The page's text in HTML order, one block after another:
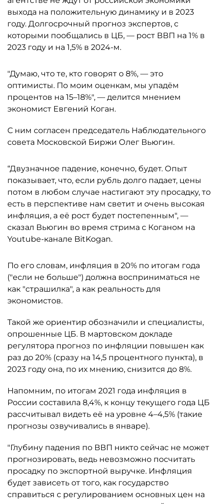
выхода на положительную динамику и в 2023
году. Долгосрочный прогноз экспертов, с
которыми пообщались в ЦБ, — рост ВВП на 1% в
2023 году и на 1,5% в 2024-м.
"Думаю, что те, кто говорят о 8%, — это
оптимисты. По моим оценкам, мы упадём
процентов на 15–18%", — делится мнением
экономист Евгений Коган.
С ним согласен председатель Наблюдательного
совета Московской Биржи Олег Вьюгин.
“Двузначное падение, конечно, будет. Опыт
показывает, что, если рубль долго падает, цены
потом в любом случае настигают эту просадку, то
есть в перспективе нам светит и очень высокая
инфляция, а её рост будет постепенным", —
сказал Вьюгин во время стрима с Коганом на
Youtube-канале BitKogan.
По его словам, инфляция в 20% по итогам года
("если не больше") должна восприниматься не
как "страшилка", а как реальность для
экономистов.
Такой же ориентир обозначили и специалисты,
опрошенные ЦБ. В мартовском докладе
регулятора прогноз по инфляции повышен как
раз до 20% (сразу на 14,5 процентного пункта), в
2023 году она, по их мнению, снизится до 8%.
Напомним, по итогам 2021 года инфляция в
России составила 8,4%, к концу текущего года ЦБ
рассчитывал видеть её на уровне 4–4,5% (такие
прогнозы озвучивались в январе).
"Глубину падения по ВВП никто сейчас не может
прогнозировать, ведь невозможно посчитать
просадку по экспортной выручке. Инфляция
будет зависеть от того, как государство
справиться с регулированием основных цен на